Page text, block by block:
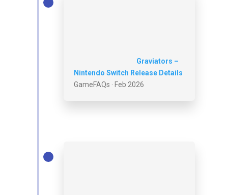
Graviators –
Nintendo Switch Release Details
GameFAQs · Feb 2026